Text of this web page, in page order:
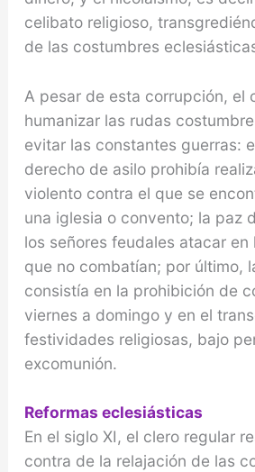
celibato religioso,
de las costumbres
A pesar de esta corrupción, el
huma­nizar las rudas
evitar las constantes guerras:
derecho de asilo pro­hibía
violento contra el que se
una iglesia o convento; la paz
los señores feudales atacar en
que no combatían; por último,
consistía en la prohibición de
viernes a domingo y en el
festivida­des religiosas, bajo
excomunión.
Reformas eclesiásticas
En el siglo XI, el clero regular
contra de la relajación de las